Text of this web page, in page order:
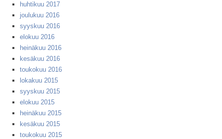
huhtikuu 2017
joulukuu 2016
syyskuu 2016
elokuu 2016
heinäkuu 2016
kesäkuu 2016
toukokuu 2016
lokakuu 2015
syyskuu 2015
elokuu 2015
heinäkuu 2015
kesäkuu 2015
toukokuu 2015